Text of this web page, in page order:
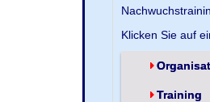
Klicken Sie auf
Training